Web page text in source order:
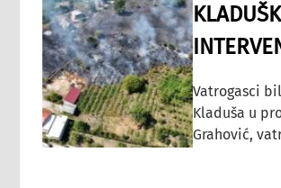
Vatrogasci
Kladuša u
Grahović,